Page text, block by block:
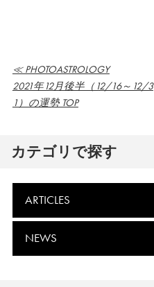
≪ PHOTOASTROLOGY
2021年12月後半（12/16～12/3
1）の運勢 TOP
カテゴリで探す
ARTICLES
NEWS